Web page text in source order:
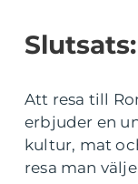
Slutsats:
Att resa till
erbjuder en
kultur, mat
resa man